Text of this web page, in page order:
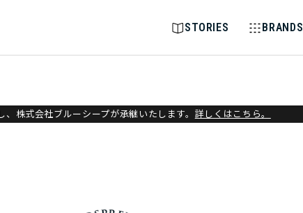
STORIES BRANDS
株式会社ブルーシープが承継いたします。 詳しくはこちら。